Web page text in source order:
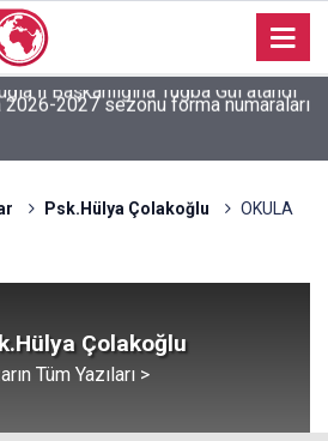
2026-2027 sezonu forma numaraları
Psk.Hülya Çolakoğlu
OKULA
Çolakoğlu
Tüm Yazıları >